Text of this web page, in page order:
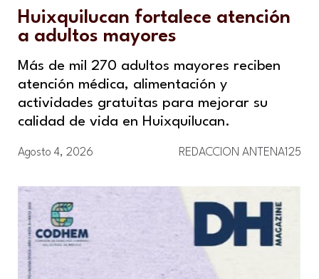
Huixquilucan fortalece atención
a adultos mayores
Más de mil 270 adultos mayores reciben
atención médica, alimentación y
actividades gratuitas para mejorar su
calidad de vida en Huixquilucan.
Agosto 4, 2026 REDACCION ANTENA125